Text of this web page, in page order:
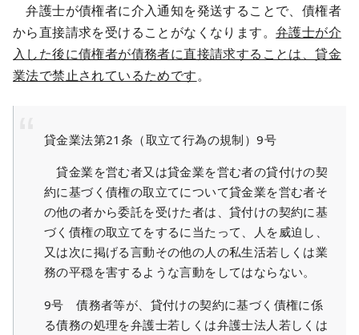
弁護士が債権者に介入通知を発送することで、債権者
から直接請求を受けることがなくなります。 弁護士が介
入した後に債権者が債務者に直接請求することは、貸金
業法で禁止されているためです。
貸金業法第21条（取立て行為の規制）9号
貸金業を営む者又は貸金業を営む者の貸付けの契
約に基づく債権の取立てについて貸金業を営む者そ
の他の者から委託を受けた者は、貸付けの契約に基
づく債権の取立てをするに当たって、人を威迫し、
又は次に掲げる言動その他の人の私生活若しくは業
務の平穏を害するような言動をしてはならない。
9号 債務者等が、貸付けの契約に基づく債権に係
る債務の処理を弁護士若しくは弁護士法人若しくは